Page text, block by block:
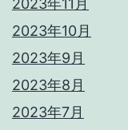
2023年11月
2023年10月
2023年9月
2023年8月
2023年7月